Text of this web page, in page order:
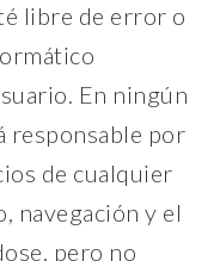
libre de error o
En ningún
responsable por
de cualquier
navegación y el
pero no